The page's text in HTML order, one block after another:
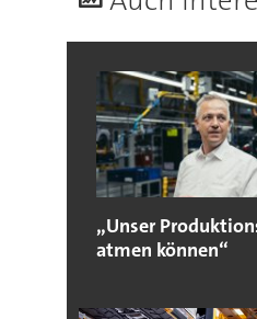
„Unser
atmen können“